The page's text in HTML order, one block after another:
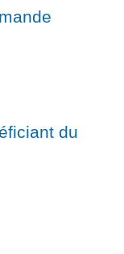
du